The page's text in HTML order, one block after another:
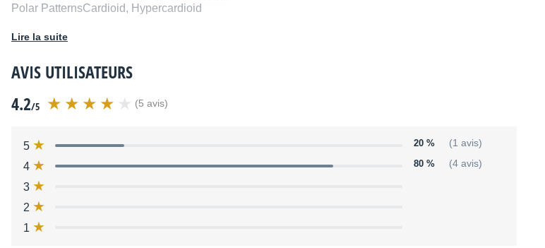
Polar PatternsCardioid, Hypercardioid
Length229 mm
Diameter34 mm
Design
Audio Output
TypeBalanced XLR
Gender
Contacts
Powering Interface
Voltage
Lire la suite
AVIS UTILISATEURS
4.2/5 (5 avis)
5 20 % (1 avis)
4 80 % (4 avis)
3
2
1